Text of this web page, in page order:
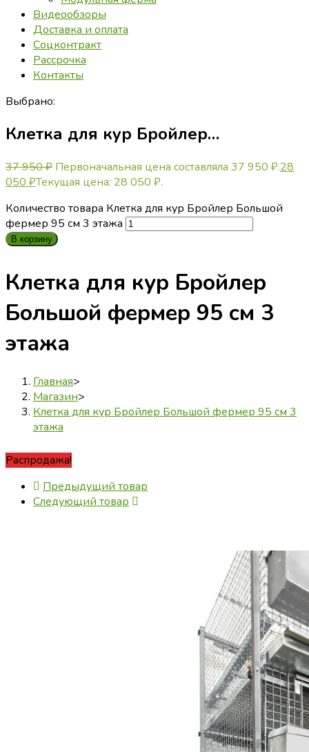
Видеообзоры
Доставка и оплата
Соцконтракт
Рассрочка
Контакты
Выбрано:
Клетка для кур Бройлер…
37 950₽ Первоначальная цена составляла 37 950 ₽.28
050 ₽Текущая цена: 28 050 ₽.
Количество товара Клетка для кур Бройлер Большой
фермер 95 см 3 этажа
В корзину
Клетка для кур Бройлер
Большой фермер 95 см 3
этажа
Главная>
Магазин>
Клетка для кур Бройлер Большой фермер 95 см 3
этажа
Распродажа!
Предыдущий товар
Следующий товар